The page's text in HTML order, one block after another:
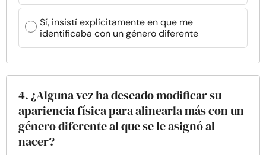
Sí, insistí explícitamente en que me
identificaba con un género diferente
4. ¿Alguna vez ha deseado modificar su
apariencia física para alinearla más con un
género diferente al que se le asignó al
nacer?